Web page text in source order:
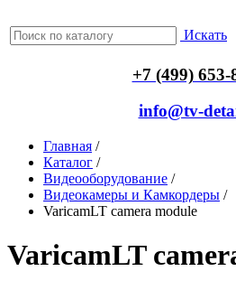
Искать
+7 (499) 653-
info@tv-
Главная /
Каталог /
Видеооборудование /
Видеокамеры и Камкордеры /
VaricamLT camera module
VaricamLT